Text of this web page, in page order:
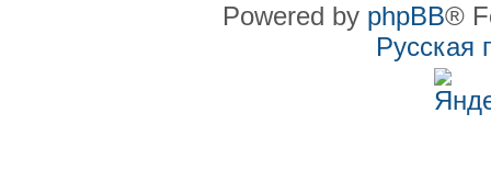
Powered by phpBB®
Русская